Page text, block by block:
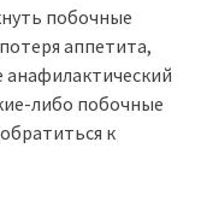
побочные
аппетита,
анафилактический
либо побочные
к